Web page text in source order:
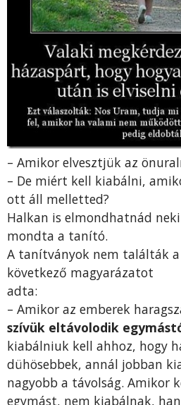
– Amikor elvesztjük az
– De miért kell kiabálni,
ott áll melletted?
Halkan is elmondhatnád
mondta a tanító.
A tanítványok nem találták a
következő magyarázatot
adta:
– Amikor az emberek
szívük eltávolodik
kiabálniuk kell ahhoz, hogy
dühösebbek, annál jobban
nagyobb a távolság. Amikor
egymást, nem kiabálnak,